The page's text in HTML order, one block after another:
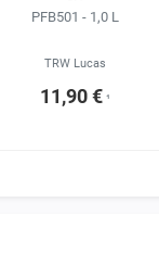
PFB501 - 1,0 L
TRW Lucas
11,90 € ¹